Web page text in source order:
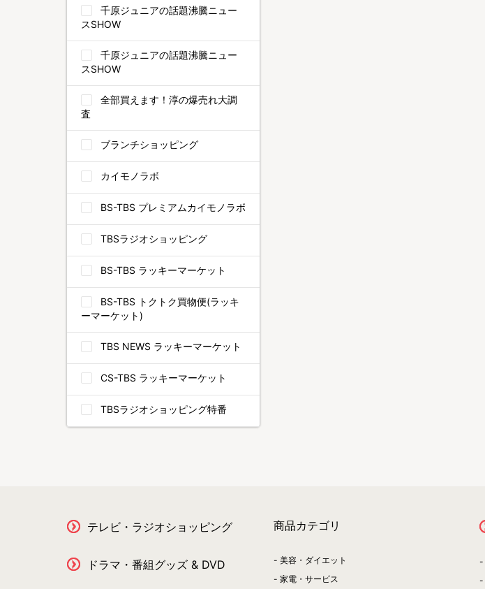
千原ジュニアの話題沸騰ニュー
スSHOW
千原ジュニアの話題沸騰ニュー
スSHOW
全部買えます！淳の爆売れ大調
査
ブランチショッピング
カイモノラボ
BS-TBS プレミアムカイモノラボ
TBSラジオショッピング
BS-TBS ラッキーマーケット
BS-TBS トクトク買物便(ラッキ
ーマーケット)
TBS NEWS ラッキーマーケット
CS-TBS ラッキーマーケット
TBSラジオショッピング特番
テレビ・ラジオショッピング
ドラマ・番組グッズ & DVD
商品カテゴリ
美容・ダイエット
家電・サービス